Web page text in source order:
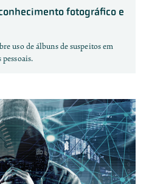
fotográfico e
uso de álbuns de suspeitos em
pessoais.